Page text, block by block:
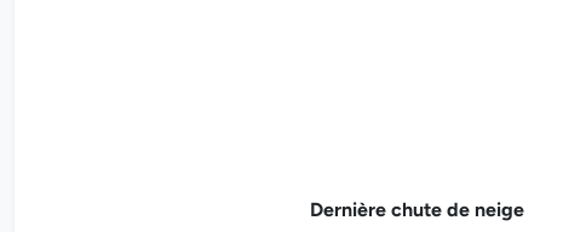
Dernière chute de neige